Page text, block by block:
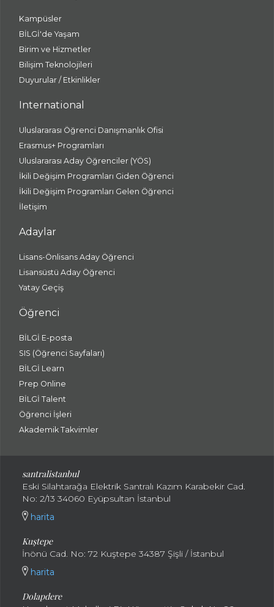
Kampüsler
BİLGİ'de Yaşam
Birim ve Hizmetler
Bilişim Teknolojileri
Duyurular / Etkinlikler
International
Uluslararası Öğrenci Danışmanlık Ofisi
Erasmus+ Programları
Uluslararası Aday Öğrenciler (YÖS)
İkili Değişim Programları Giden Öğrenci
İkili Değişim Programları Gelen Öğrenci
İletişim
Adaylar
Lisans-Önlisans Aday Öğrenci
Lisansüstü Aday Öğrenci
Yatay Geçiş
Öğrenci
BİLGİ E-posta
SIS (Öğrenci Sayfaları)
BİLGİ Learn
Prep Online
BİLGİ Talent
Öğrenci İşleri
Akademik Takvimler
santralistanbul
Eski Silahtarağa Elektrik Santralı Kazım Karabekir Cad.
No: 2/13 34060 Eyüpsultan İstanbul
harita
Kuştepe
İnönü Cad. No: 72 Kuştepe 34387 Şişli / İstanbul
harita
Dolapdere